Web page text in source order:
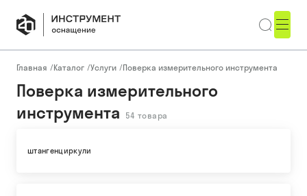
Главная /Каталог /Услуги /Поверка измерительного инструмента
Поверка измерительного
инструмента
54 товара
штангенциркули